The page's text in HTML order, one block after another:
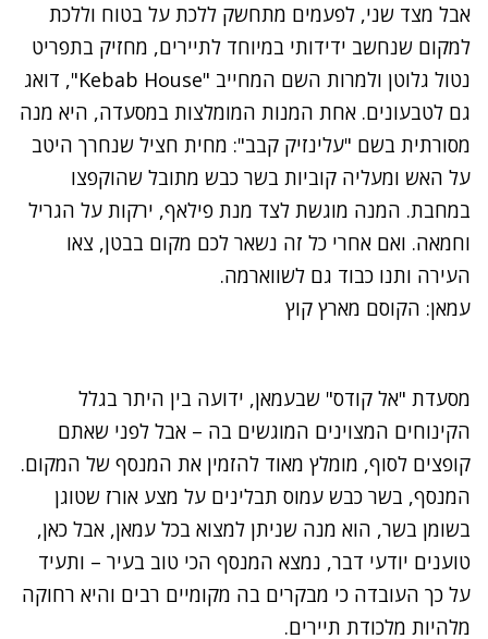
אבל מצד שני, לפעמים מתחשק ללכת על בטוח וללכת
למקום שנחשב ידידותי במיוחד לתיירים, מחזיק בתפריט
נטול גלוטן ולמרות השם המחייב "Kebab House", דואג
גם לטבעונים. אחת המנות המומלצות במסעדה, היא מנה
מסורתית בשם "עלינזיק קבב": מחית חציל שנחרך היטב
על האש ומעליה קוביות בשר כבש מתובל שהוקפצו
במחבת. המנה מוגשת לצד מנת פילאף, ירקות על הגריל
וחמאה. ואם אחרי כל זה נשאר לכם מקום בבטן, צאו
העירה ותנו כבוד גם לשווארמה.
עמאן: הקוסם מארץ קוץ
מסעדת "אל קודס" שבעמאן, ידועה בין היתר בגלל
הקינוחים המצוינים המוגשים בה – אבל לפני שאתם
קופצים לסוף, מומלץ מאוד להזמין את המנסף של המקום.
המנסף, בשר כבש עמוס תבלינים על מצע אורז שטוגן
בשומן בשר, הוא מנה שניתן למצוא בכל עמאן, אבל כאן,
טוענים יודעי דבר, נמצא המנסף הכי טוב בעיר – ותעיד
על כך העובדה כי מבקרים בה מקומיים רבים והיא רחוקה
מלהיות מלכודת תיירים.